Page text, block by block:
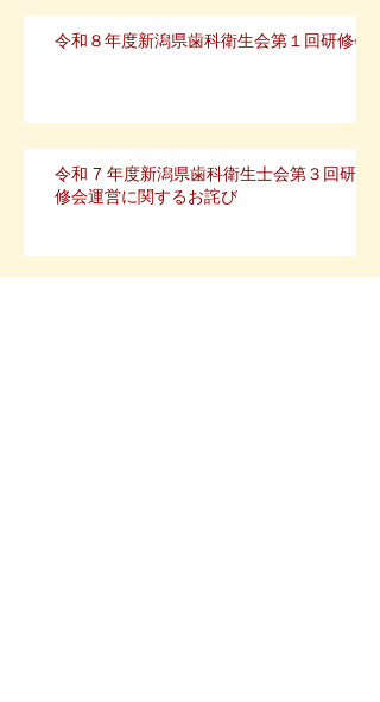
令和８年度新潟県歯科衛生会第１回研修会
令和 7 年度新潟県歯科衛生士会第３回研
修会運営に関するお詫び